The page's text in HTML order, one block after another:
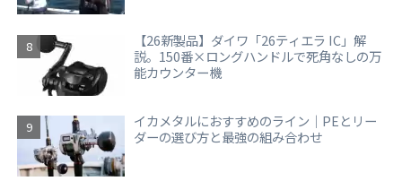
【26新製品】ダイワ「26ティエラ IC」解
説。150番×ロングハンドルで死角なしの万
能カウンター機
イカメタルにおすすめのライン｜PEとリー
ダーの選び方と最強の組み合わせ